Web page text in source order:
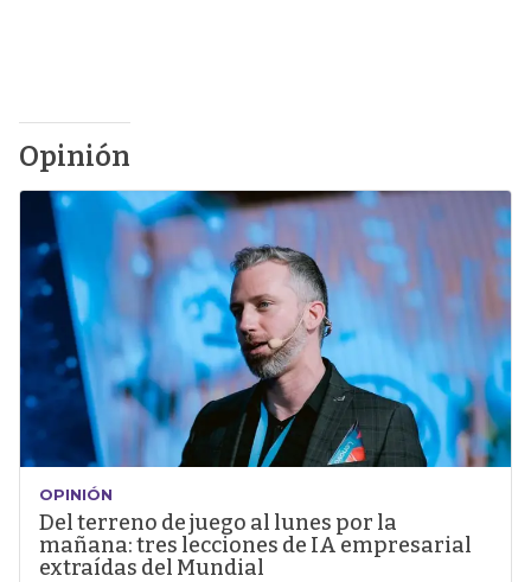
Opinión
OPINIÓN
Del terreno de juego al lunes por la
mañana: tres lecciones de IA empresarial
extraídas del Mundial